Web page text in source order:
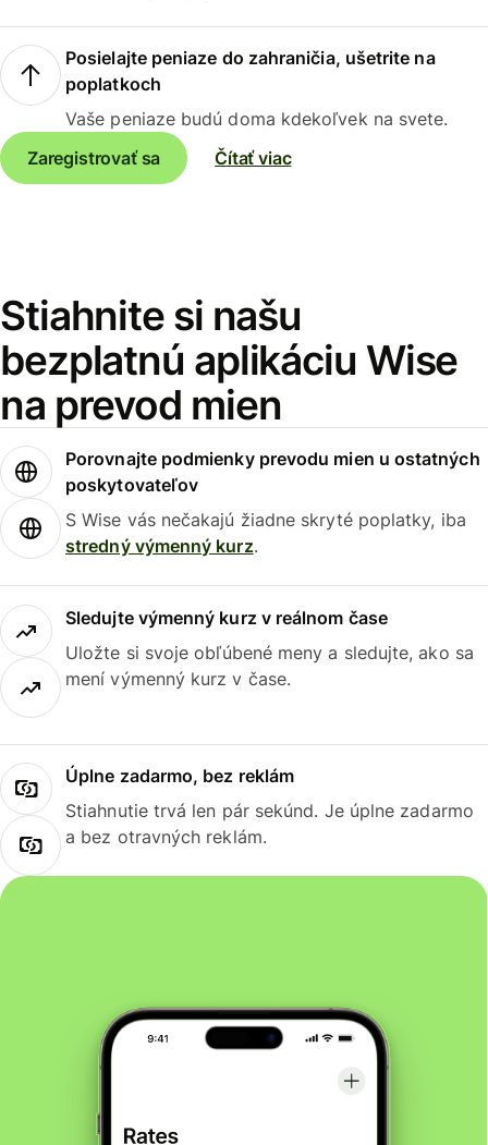
Posielajte peniaze do zahraničia, ušetrite na
poplatkoch
Vaše peniaze budú doma kdekoľvek na svete.
Zaregistrovať sa
Čítať viac
Stiahnite si našu
bezplatnú aplikáciu Wise
na prevod mien
Porovnajte podmienky prevodu mien u ostatných
poskytovateľov
S Wise vás nečakajú žiadne skryté poplatky, iba
stredný výmenný kurz.
Sledujte výmenný kurz v reálnom čase
Uložte si svoje obľúbené meny a sledujte, ako sa
mení výmenný kurz v čase.
Úplne zadarmo, bez reklám
Stiahnutie trvá len pár sekúnd. Je úplne zadarmo
a bez otravných reklám.